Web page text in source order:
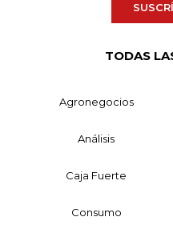
TODAS
Agronegocios
Análisis
Caja Fuerte
Consumo